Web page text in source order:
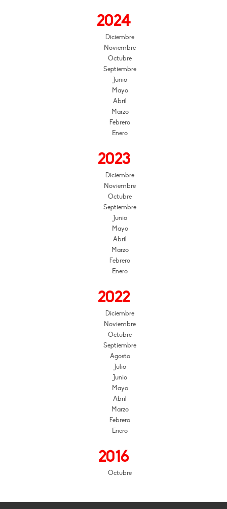
2024
Diciembre
Noviembre
Octubre
Septiembre
Junio
Mayo
Abril
Marzo
Febrero
Enero
2023
Diciembre
Noviembre
Octubre
Septiembre
Junio
Mayo
Abril
Marzo
Febrero
Enero
2022
Diciembre
Noviembre
Octubre
Septiembre
Agosto
Julio
Junio
Mayo
Abril
Marzo
Febrero
Enero
2016
Octubre